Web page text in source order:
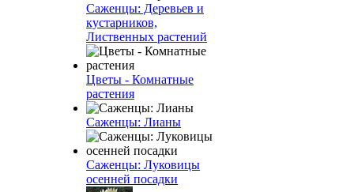
Саженцы: Деревьев и
кустарников,
Лиственных растений
Цветы - Комнатные
растения
Саженцы: Лианы
Саженцы: Луковицы
осенней посадки